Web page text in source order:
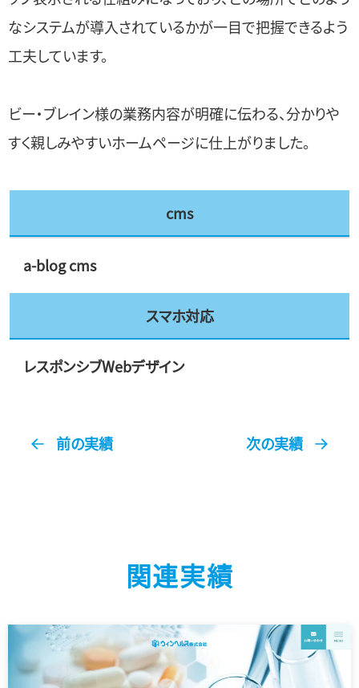
なシステムが導入されているかが一目で把握できるよう
工夫しています。
ビー・ブレイン様の業務内容が明確に伝わる、分かりや
すく親しみやすいホームページに仕上がりました。
cms
a-blog cms
スマホ対応
レスポンシブWebデザイン
前の実績 次の実績
関連実績